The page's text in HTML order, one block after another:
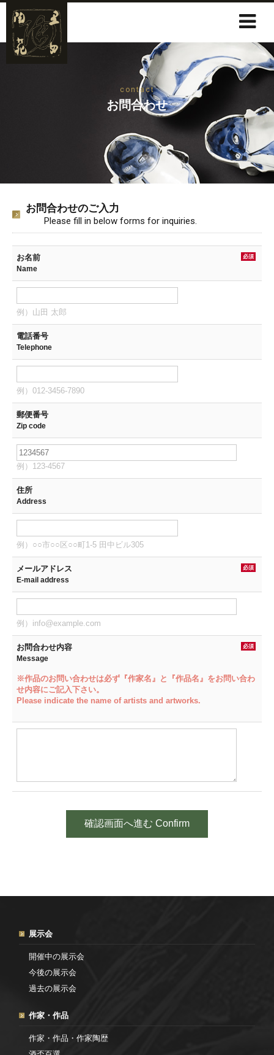
contact
お問合わせ
お問合わせのご入力
Please fill in below forms for inquiries.
お名前 必須
Name
例）山田 太郎
電話番号
Telephone
例）012-3456-7890
郵便番号
Zip code
例）123-4567
住所
Address
例）○○市○○区○○町1-5 田中ビル305
メールアドレス 必須
E-mail address
例）info@example.com
お問合わせ内容 必須
Message
※作品のお問い合わせは必ず『作家名』と『作品名』をお問い合わ
せ内容にご記入下さい。
Please indicate the name of artists and artworks.
展示会
開催中の展示会
今後の展示会
過去の展示会
作家・作品
作家・作品・作家陶歴